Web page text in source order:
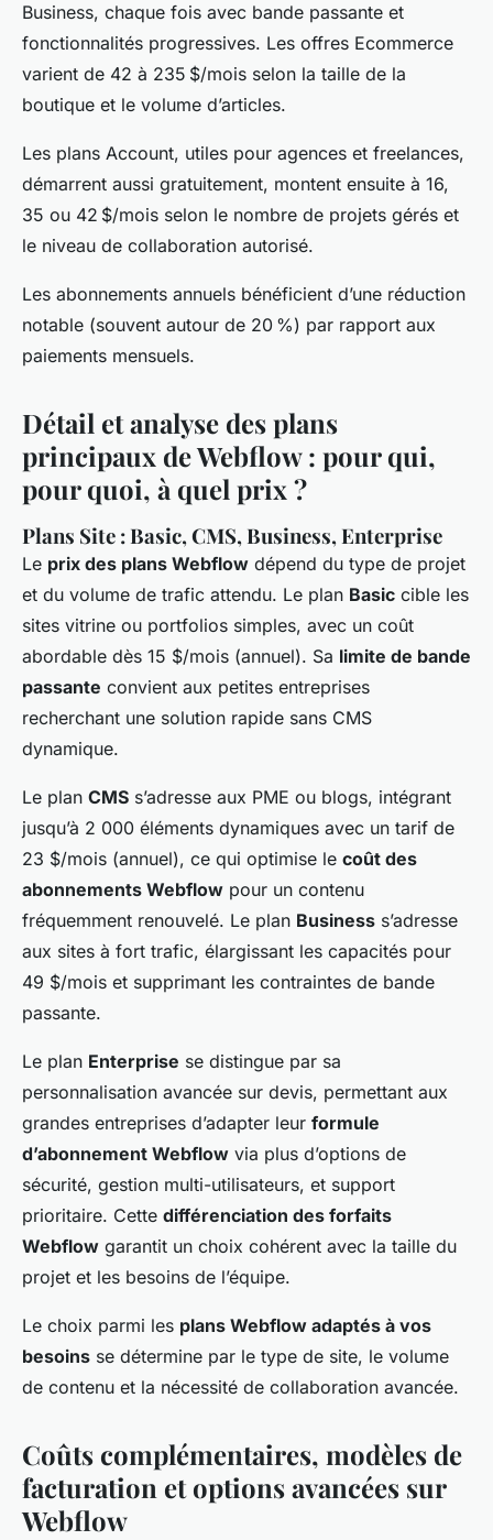
Business, chaque fois avec bande passante et
fonctionnalités progressives. Les offres Ecommerce
varient de 42 à 235 $/mois selon la taille de la
boutique et le volume d’articles.
Les plans Account, utiles pour agences et freelances,
démarrent aussi gratuitement, montent ensuite à 16,
35 ou 42 $/mois selon le nombre de projets gérés et
le niveau de collaboration autorisé.
Les abonnements annuels bénéficient d’une réduction
notable (souvent autour de 20 %) par rapport aux
paiements mensuels.
Détail et analyse des plans
principaux de Webflow : pour qui,
pour quoi, à quel prix ?
Plans Site : Basic, CMS, Business, Enterprise
Le prix des plans Webflow dépend du type de projet
et du volume de trafic attendu. Le plan Basic cible les
sites vitrine ou portfolios simples, avec un coût
abordable dès 15 $/mois (annuel). Sa limite de bande
passante convient aux petites entreprises
recherchant une solution rapide sans CMS
dynamique.
Le plan CMS s’adresse aux PME ou blogs, intégrant
jusqu’à 2 000 éléments dynamiques avec un tarif de
23 $/mois (annuel), ce qui optimise le coût des
abonnements Webflow pour un contenu
fréquemment renouvelé. Le plan Business s’adresse
aux sites à fort trafic, élargissant les capacités pour
49 $/mois et supprimant les contraintes de bande
passante.
Le plan Enterprise se distingue par sa
personnalisation avancée sur devis, permettant aux
grandes entreprises d’adapter leur formule
d’abonnement Webflow via plus d’options de
sécurité, gestion multi-utilisateurs, et support
prioritaire. Cette différenciation des forfaits
Webflow garantit un choix cohérent avec la taille du
projet et les besoins de l’équipe.
Le choix parmi les plans Webflow adaptés à vos
besoins se détermine par le type de site, le volume
de contenu et la nécessité de collaboration avancée.
Coûts complémentaires, modèles de
facturation et options avancées sur
Webflow